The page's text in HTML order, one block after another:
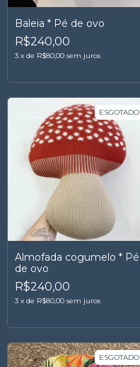
Baleia * Pé de ovo
R$240,00
3 x de R$80,00 sem juros
ESGOTADO
Almofada cogumelo * Pé
de ovo
R$240,00
3 x de R$80,00 sem juros
ESGOTADO